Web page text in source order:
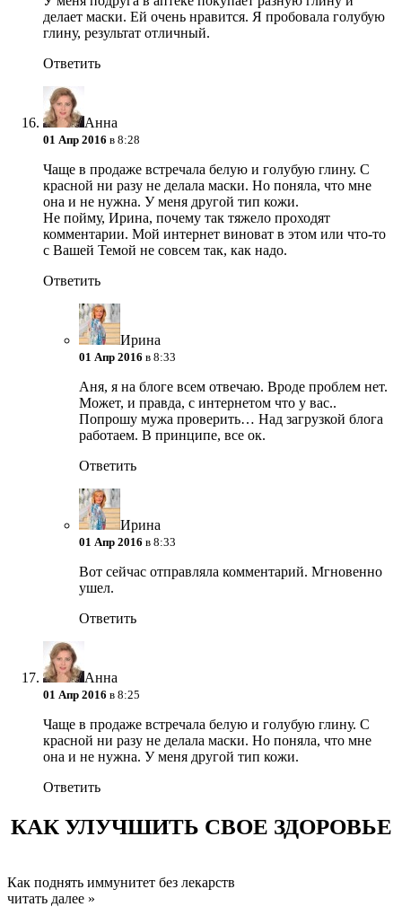
делает маски. Ей очень нравится. Я пробовала голубую
глину, результат отличный.
Ответить
Анна
01 Апр 2016 в 8:28
Чаще в продаже встречала белую и голубую глину. С
красной ни разу не делала маски. Но поняла, что мне
она и не нужна. У меня другой тип кожи.
Не пойму, Ирина, почему так тяжело проходят
комментарии. Мой интернет виноват в этом или что-то
с Вашей Темой не совсем так, как надо.
Ответить
Ирина
01 Апр 2016 в 8:33
Аня, я на блоге всем отвечаю. Вроде проблем нет.
Может, и правда, с интернетом что у вас..
Попрошу мужа проверить… Над загрузкой блога
работаем. В принципе, все ок.
Ответить
Ирина
01 Апр 2016 в 8:33
Вот сейчас отправляла комментарий. Мгновенно
ушел.
Ответить
Анна
01 Апр 2016 в 8:25
Чаще в продаже встречала белую и голубую глину. С
красной ни разу не делала маски. Но поняла, что мне
она и не нужна. У меня другой тип кожи.
Ответить
КАК УЛУЧШИТЬ СВОЕ ЗДОРОВЬЕ
Как поднять иммунитет без лекарств
читать далее »